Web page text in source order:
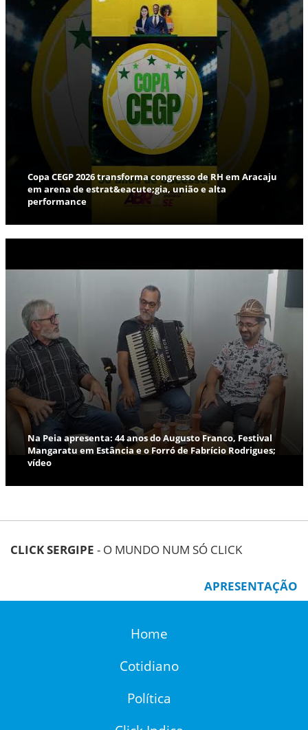
Copa CEGP 2026 transforma congresso de RH em Aracaju
em arena de estrat&eacute;gia, união e alta
performance
Na Peia apresenta: 44 anos do Augusto Franco, Festival
Mangaratu em Estância e o Forró de Fabrício Rodrigues;
vídeo
CLICK SERGIPE - O MUNDO NUM SÓ CLICK
APRESENTAÇÃO
Home
Cotidiano
Política